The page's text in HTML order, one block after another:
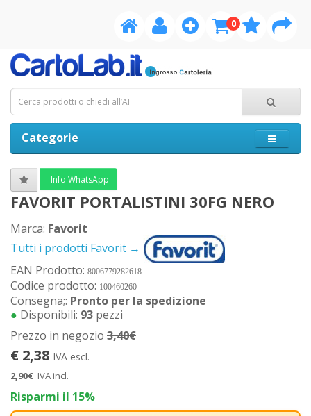
0
Categorie
Info WhatsApp
FAVORIT PORTALISTINI 30FG NERO
Marca: Favorit
Tutti i prodotti Favorit →
EAN Prodotto: 8006779282618
Codice prodotto: 100460260
Consegna;: Pronto per la spedizione
● Disponibili: 93 pezzi
Prezzo in negozio 3,40€
€ 2,38 IVA escl.
2,90€ IVA incl.
Risparmi il 15%